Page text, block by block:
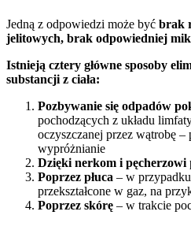
Jedną z odpowiedzi może być brak
jelitowych, brak odpowiedniej
Istnieją cztery główne sposoby
substancji z ciała:
Pozbywanie się odpadów
pochodzących z układu
oczyszczanej przez wątrobę –
wypróżnianie
Dzięki nerkom i pęcherzowi
Poprzez płuca – w
przekształcone w gaz, na
Poprzez skórę – w trakcie